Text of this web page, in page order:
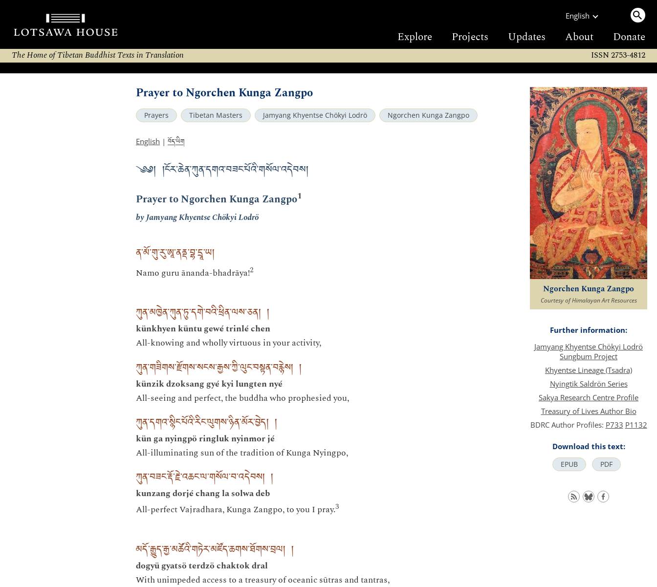
English
Explore Projects Updates About Donate
The Home of Tibetan Buddhist Texts in Translation ISSN 2753-4812
Prayer to Ngorchen Kunga Zangpo
Prayers Tibetan Masters Jamyang Khyentse Chökyi Lodrö Ngorchen Kunga Zangpo
English | བོད་ཡིག
༄༅། །ངོར་ཆེན་ཀུན་དགའ་བཟང་པོའི་གསོལ་འདེབས།
Prayer to Ngorchen Kunga Zangpo1
by Jamyang Khyentse Chökyi Lodrö
ན་མོ་གུ་རུ་ཨཱ་ནནྡ་བྷ་དྲཱ་ཡ།
Namo guru ānanda-bhadrāya!2
ཀུན་མཁྱེན་ཀུན་ཏུ་དགེ་བའི་ཕྲིན་ལས་ཅན། །
künkhyen küntu gewé trinlé chen
All-knowing and wholly virtuous in your activity,
ཀུན་གཟིགས་རྫོགས་སངས་རྒྱས་ཀྱི་ལུང་བསྟན་བརྙེས། །
künzik dzoksang gyé kyi lungten nyé
All-seeing and perfect, the buddha who prophesied you,
ཀུན་དགའ་སྙིང་པོའི་རིང་ལུགས་ཉིན་མོར་བྱེད། །
kün ga nyingpö ringluk nyinmor jé
All-illuminating sun of the tradition of Kunga Nyingpo,
ཀུན་བཟང་རྡོ་རྗེ་འཆང་ལ་གསོལ་བ་འདེབས། །
kunzang dorjé chang la solwa deb
All-perfect Vajradhara, Kunga Zangpo, to you I pray.3
མདོ་རྒྱུད་རྒྱ་མཚོའི་གཏེར་མཛོད་ཆགས་ཐོགས་བྲལ། །
dogyü gyatsö terdzö chaktok dral
With unimpeded access to a treasury of oceanic sūtras and tantras,
Ngorchen Kunga Zangpo
Courtesy of Himalayan Art Resources
Further information:
Jamyang Khyentse Chökyi Lodrö
Sungbum Project
Khyentse Lineage (Tsadra)
Nyingtik Saldrön Series
Sakya Research Centre Profile
Treasury of Lives Author Bio
BDRC Author Profiles: P733 P1132
Download this text:
EPUB PDF